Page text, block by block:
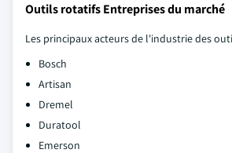
Outils rotatifs Entreprises du marché
Les principaux acteurs de l'industrie des
Bosch
Artisan
Dremel
Duratool
Emerson